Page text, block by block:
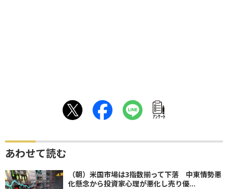
ｱﾝｹｰﾄ
あわせて読む
（朝）米国市場は3指数揃って下落 中東情勢悪
化懸念から投資家心理が悪化し売り優...